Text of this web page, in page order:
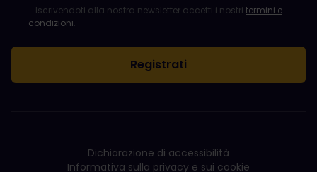
Il campo "Indirizzo e-mail" è obbligatorio.
L'indirizzo e-mail non è valido.
Si è verificato un errore durante l'iscrizione alla newsletter.
Sei già iscritto a questa newsletter!
Per iscriversi alla newsletter, accettare i termini e le condizioni.
Iscrivendoti alla nostra newsletter accetti i nostri termini e
condizioni.
Dichiarazione di accessibilità
Informativa sulla privacy e sui cookie